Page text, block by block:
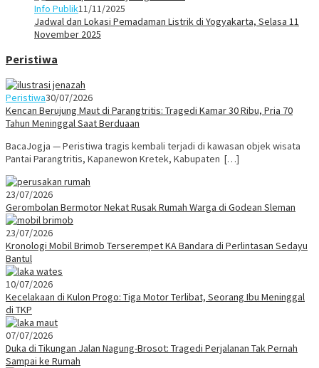
Info Publik11/11/2025
Jadwal dan Lokasi Pemadaman Listrik di Yogyakarta, Selasa 11
November 2025
Peristiwa
Peristiwa30/07/2026
Kencan Berujung Maut di Parangtritis: Tragedi Kamar 30 Ribu, Pria 70
Tahun Meninggal Saat Berduaan
BacaJogja — Peristiwa tragis kembali terjadi di kawasan objek wisata
Pantai Parangtritis, Kapanewon Kretek, Kabupaten […]
23/07/2026
Gerombolan Bermotor Nekat Rusak Rumah Warga di Godean Sleman
23/07/2026
Kronologi Mobil Brimob Terserempet KA Bandara di Perlintasan Sedayu
Bantul
10/07/2026
Kecelakaan di Kulon Progo: Tiga Motor Terlibat, Seorang Ibu Meninggal
di TKP
07/07/2026
Duka di Tikungan Jalan Nagung-Brosot: Tragedi Perjalanan Tak Pernah
Sampai ke Rumah